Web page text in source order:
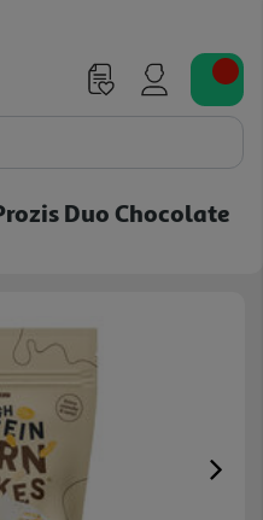
Duo Chocolate